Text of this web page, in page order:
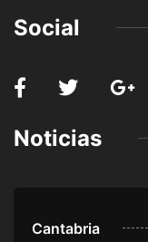
Social
Noticias
Cantabria